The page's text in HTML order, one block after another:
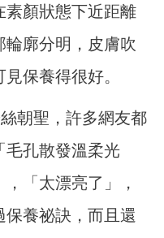
素顏狀態下近距離
廓分明，皮膚吹
見保養得很好。
朝聖，許多網友都
毛孔散發溫柔光
「太漂亮了」，
養祕訣，而且還